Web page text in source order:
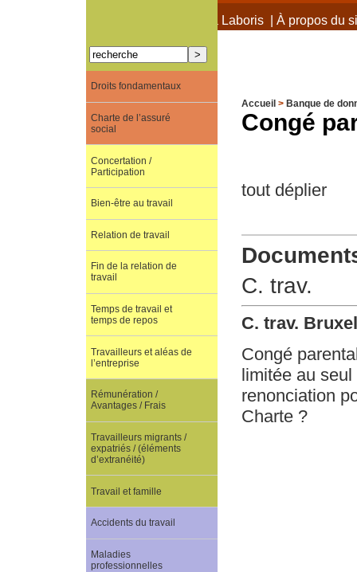
À propos de Terra Laboris| À propos du
Accueil > Banque de
Congé
tout déplier
C. trav.
C. trav.
Congé
limitée au
renonciation
Charte ?
Droits fondamentaux
Charte de l’assuré
social
Concertation /
Participation
Bien-être au travail
Relation de travail
Fin de la relation de
travail
Temps de travail et
temps de repos
Travailleurs et aléas de
l’entreprise
Rémunération /
Avantages / Frais
Travailleurs migrants /
expatriés / (éléments
d’extranéité)
Travail et famille
Accidents du travail
Maladies
professionnelles